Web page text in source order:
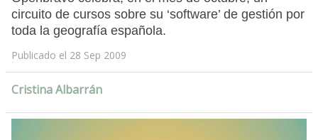
circuito de cursos sobre su ‘software’ de gestión por
toda la geografía española.
Publicado el 28 Sep 2009
Cristina Albarrán